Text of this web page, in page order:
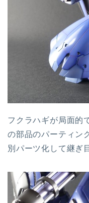
フクラハギが局面的
の部品のパーティン
別パーツ化して継ぎ